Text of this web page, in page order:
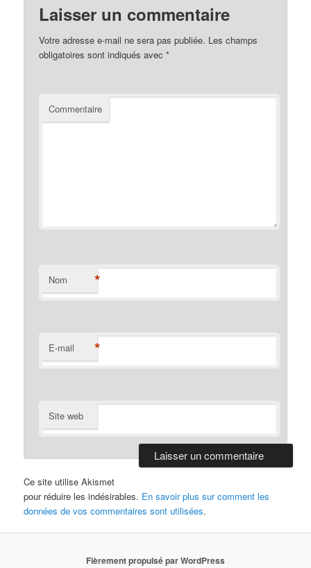
Laisser un commentaire
Votre adresse e-mail ne sera pas publiée. Les champs
obligatoires sont indiqués avec*
Commentaire
Nom *
E-mail *
Site web
Ce site utilise Akismet
pour réduire les indésirables. En savoir plus sur comment les
données de vos commentaires sont utilisées.
Fièrement propulsé par WordPress